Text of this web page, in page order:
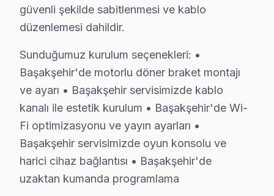
Başakşehir'de Sunny Hizmete Nasıl Ulaşılır?
Başakşehir'de Sunny televizyon servis ihtiyacınız
Telefon: 0850 811 14 36
• Başakşehir'de aynı gün Sunny televizyon randevu
• Belirlenen saatte uzman Sunny teknisyeni
• Başakşehir genelinde hızlı ve profesyonel Sunny
Başakşehir'de Yerinde Sunny Televizyon Servis
Başakşehir Şehir Hastanesi, Başak Konutları,
Hemen ulaşın. 0850 811 14 36
güvenli şekilde sabitlenmesi ve kablo
düzenlemesi dahildir.
Sunduğumuz kurulum seçenekleri: •
Başakşehir'de motorlu döner braket montajı
ve ayarı • Başakşehir servisimizde kablo
kanalı ile estetik kurulum • Başakşehir'de Wi-
Fi optimizasyonu ve yayın ayarları •
Başakşehir servisimizde oyun konsolu ve
harici cihaz bağlantısı • Başakşehir'de
uzaktan kumanda programlama